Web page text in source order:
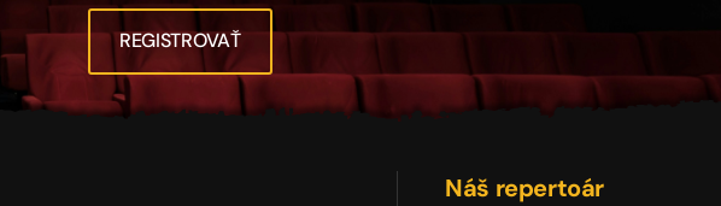
REGISTROVAŤ
Náš repertoár